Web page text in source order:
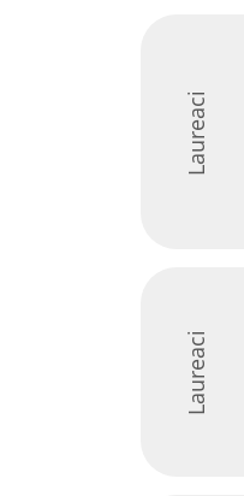
Laureaci
Laureaci